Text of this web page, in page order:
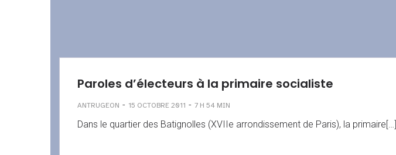
Paroles d’électeurs à la primaire socialiste
ANTRUGEON - 15 OCTOBRE 2011 - 7 H 54 MIN
Dans le quartier des Batignolles (XVIIe arrondissement de Paris), la primaire[…]